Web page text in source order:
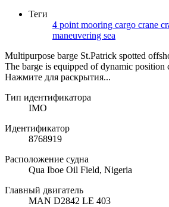
Теги
4 point mooring cargo crane
maneuvering sea
Multipurpose barge St.Patrick spotted
The barge is equipped of dynamic position
Нажмите для раскрытия...
Тип идентификатора
IMO
Идентификатор
8768919
Расположение судна
Qua Iboe Oil Field, Nigeria
Главный двигатель
MAN D2842 LE 403